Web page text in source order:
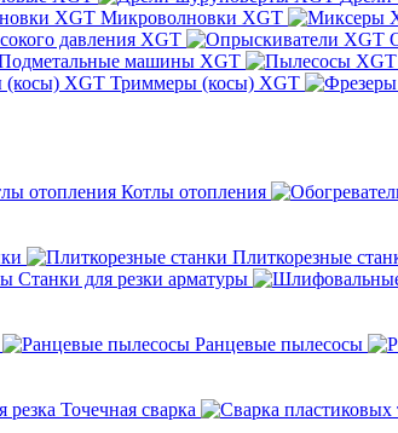
Микроволновки XGT
давления XGT
машины XGT
Триммеры (косы) XGT
Котлы отопления
Плиткорезные
Станки для резки арматуры
Ранцевые пылесосы
резка Точечная сварка